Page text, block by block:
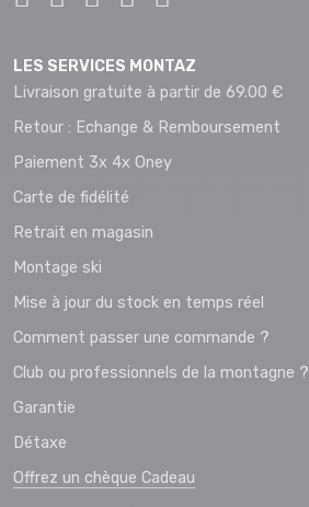
LES SERVICES MONTAZ
Livraison gratuite à partir de 69.00 €
Retour : Echange & Remboursement
Paiement 3x 4x Oney
Carte de fidélité
Retrait en magasin
Montage ski
Mise à jour du stock en temps réel
Comment passer une commande ?
Club ou professionnels de la montagne ?
Garantie
Détaxe
Offrez un chèque Cadeau